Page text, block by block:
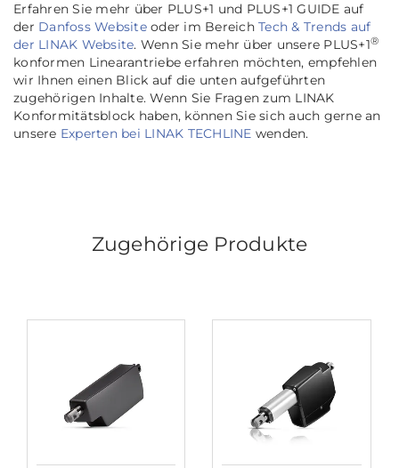
Erfahren Sie mehr über PLUS+1 und PLUS+1 GUIDE auf
der Danfoss Websiteoder im Bereich Tech & Trends auf
der LINAK Website. Wenn Sie mehr über unsere PLUS+1®
konformen Linearantriebe erfahren möchten, empfehlen
wir Ihnen einen Blick auf die unten aufgeführten
zugehörigen Inhalte. Wenn Sie Fragen zum LINAK
Konformitätsblock haben, können Sie sich auch gerne an
unsere Experten bei LINAK TECHLINE wenden.
Zugehörige Produkte